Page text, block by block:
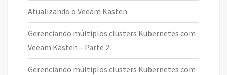
Atualizando o Veeam Kasten
Gerenciando múltiplos clusters Kubernetes com
Veeam Kasten – Parte 2
Gerenciando múltiplos clusters Kubernetes com